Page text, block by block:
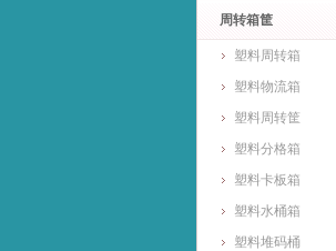
周转箱筐
塑料周转箱
塑料物流箱
塑料周转筐
塑料分格箱
塑料卡板箱
塑料水桶箱
塑料堆码桶